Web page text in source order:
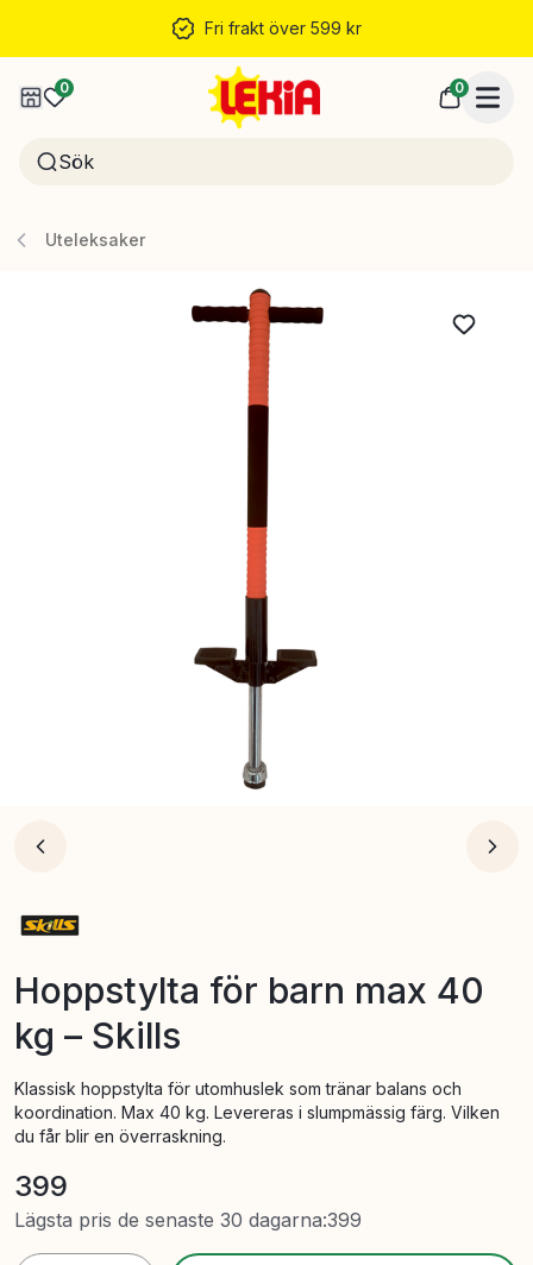
Fri frakt över 599 kr
0 0
Uteleksaker
Hoppstylta för barn max 40
kg – Skills
Klassisk hoppstylta för utomhuslek som tränar balans och
koordination. Max 40 kg. Levereras i slumpmässig färg. Vilken
du får blir en överraskning.
399
Lägsta pris de senaste 30 dagarna:399